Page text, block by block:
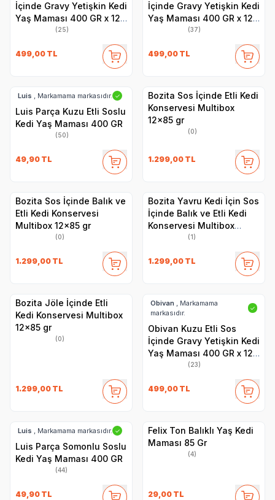
İçinde Gravy Yetişkin Kedi
Yaş Maması 400 GR x 12
(25)
499,00 TL
İçinde Gravy Yetişkin Kedi
Yaş Maması 400 GR x 12
(37)
499,00 TL
Luis , Markamama markasıdır. ✓
Luis Parça Kuzu Etli Soslu
Kedi Yaş Maması 400 GR
(50)
49,90 TL
Bozita Sos İçinde Etli Kedi
Konservesi Multibox
12x85 gr
(0)
1.299,00 TL
Bozita Sos İçinde Balık ve
Etli Kedi Konservesi
Multibox 12x85 gr
(0)
1.299,00 TL
Bozita Yavru Kedi İçin Sos
İçinde Balık ve Etli Kedi
Konservesi Multibox
(1)
1.299,00 TL
Bozita Jöle İçinde Etli
Kedi Konservesi Multibox
12x85 gr
(0)
1.299,00 TL
Obivan , Markamama
markasıdır.
✓
Obivan Kuzu Etli Sos
İçinde Gravy Yetişkin Kedi
Yaş Maması 400 GR x 12
(23)
499,00 TL
Luis , Markamama markasıdır. ✓
Luis Parça Somonlu Soslu
Kedi Yaş Maması 400 GR
(44)
49,90 TL
Felix Ton Balıklı Yaş Kedi
Maması 85 Gr
(4)
29,00 TL